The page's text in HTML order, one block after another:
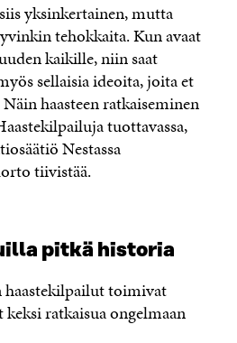
yksinkertainen, mutta
tehokkaita. Kun avaat
kaikille, niin saat
sellaisia ideoita, joita et
haasteen ratkaiseminen
tuottavassa,
Nestassa
tiivistää.
pitkä historia
toimivat
ratkaisua ongelmaan